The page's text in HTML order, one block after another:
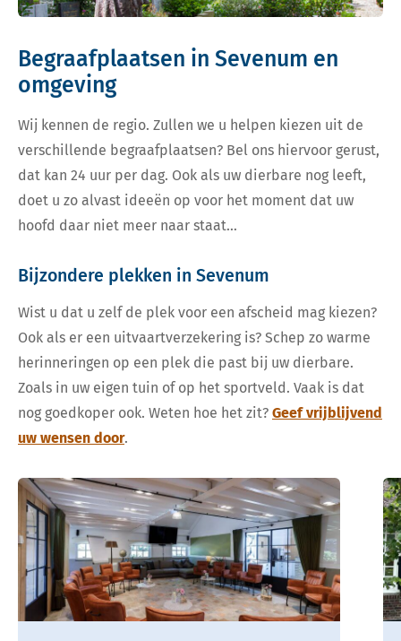
Begraafplaatsen in Sevenum en
omgeving
Wij kennen de regio. Zullen we u helpen kiezen uit de
verschillende begraafplaatsen? Bel ons hiervoor gerust,
dat kan 24 uur per dag. Ook als uw dierbare nog leeft,
doet u zo alvast ideeën op voor het moment dat uw
hoofd daar niet meer naar staat…
Bijzondere plekken in Sevenum
Wist u dat u zelf de plek voor een afscheid mag kiezen?
Ook als er een uitvaartverzekering is? Schep zo warme
herinneringen op een plek die past bij uw dierbare.
Zoals in uw eigen tuin of op het sportveld. Vaak is dat
nog goedkoper ook. Weten hoe het zit? Geef vrijblijvend
uw wensen door.